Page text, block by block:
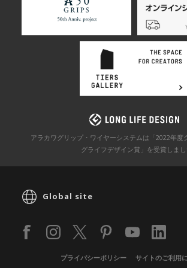
アラカワグリップ・ワイヤーシステムは「2022年度
グライフデザイン賞」を受賞しまし
Global site
プライバシーポリシー サイトのご利用